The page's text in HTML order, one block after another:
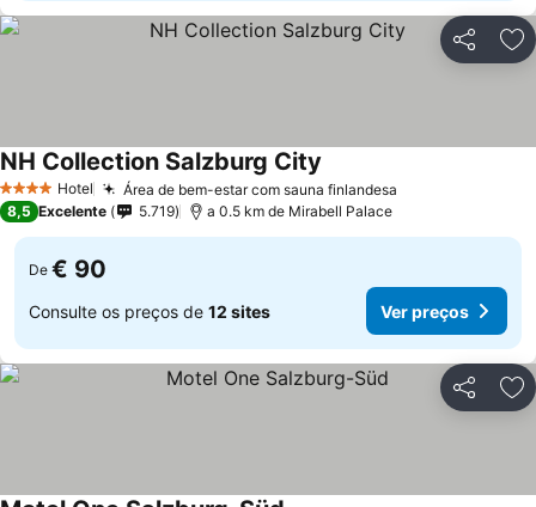
Partilhar
4 EstrelasHotel Área de bem-estar com sauna finlandesa
NH Collection Salzburg City
8,5 Excelente 5.719 a 0.5 km de Mirabell Palace
De € 90
Consulte os preços de 12 sites Ver preços
Partilhar